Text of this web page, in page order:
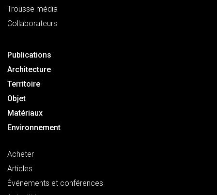
Trousse média
Collaborateurs
Publications
Architecture
Territoire
Objet
Matériaux
Environnement
Acheter
Articles
Événements et conférences